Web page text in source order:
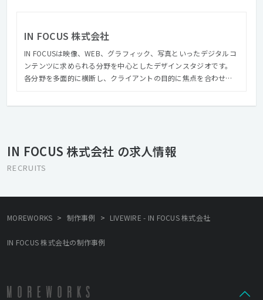
IN FOCUS 株式会社
IN FOCUSは映像、WEB、グラフィック、写真といったデジタルコ
ンテンツに求められる分野を中心としたデザインスタジオです。
各分野を多面的に横断し、クライアントの目的に焦点を合わせた
れぞれの部署ごとの制作だけでなく、ブランディングやプランニ
ングなど全体を見据えた総合的なクリエイティブを実施し、クオ
ラリーとしても運営をしており年間を通じて多くのクリエイター
FOCUSは創立10年目を迎えることができました。 次の10年に進む
IN FOCUS 株式会社 の求人情報
RECRUITS
MOREWORKS > 制作事例 > LIVEWIRE - IN FOCUS 株式会社
IN FOCUS 株式会社の制作事例